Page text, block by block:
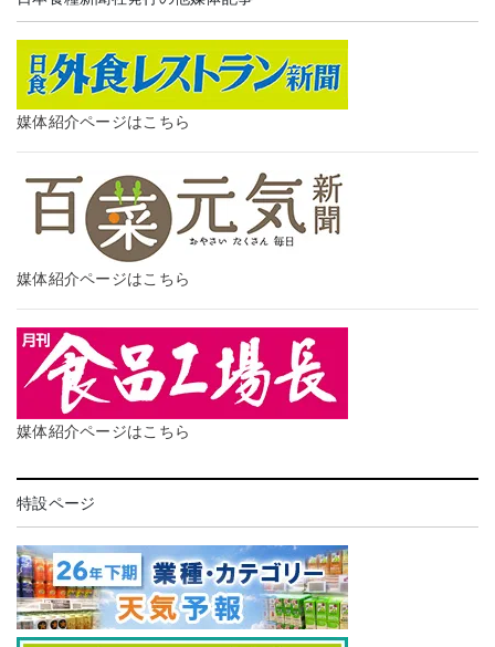
媒体紹介ページはこちら
媒体紹介ページはこちら
媒体紹介ページはこちら
特設ページ